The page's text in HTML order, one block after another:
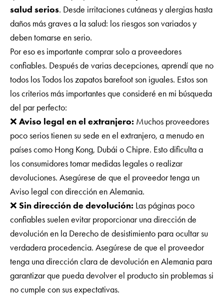
salud serios. Desde irritaciones cutáneas y alergias hasta
daños más graves a la salud: los riesgos son variados y
deben tomarse en serio.
Por eso es importante comprar solo a proveedores
confiables. Después de varias decepciones, aprendí que no
todos los Todos los zapatos barefoot son iguales. Estos son
los criterios más importantes que consideré en mi búsqueda
del par perfecto:
❌ Aviso legal en el extranjero: Muchos proveedores
poco serios tienen su sede en el extranjero, a menudo en
países como Hong Kong, Dubái o Chipre. Esto dificulta a
los consumidores tomar medidas legales o realizar
devoluciones. Asegúrese de que el proveedor tenga un
Aviso legal con dirección en Alemania.
❌ Sin dirección de devolución: Las páginas poco
confiables suelen evitar proporcionar una dirección de
devolución en la Derecho de desistimiento para ocultar su
verdadera procedencia. Asegúrese de que el proveedor
tenga una dirección clara de devolución en Alemania para
garantizar que pueda devolver el producto sin problemas si
no cumple con sus expectativas.